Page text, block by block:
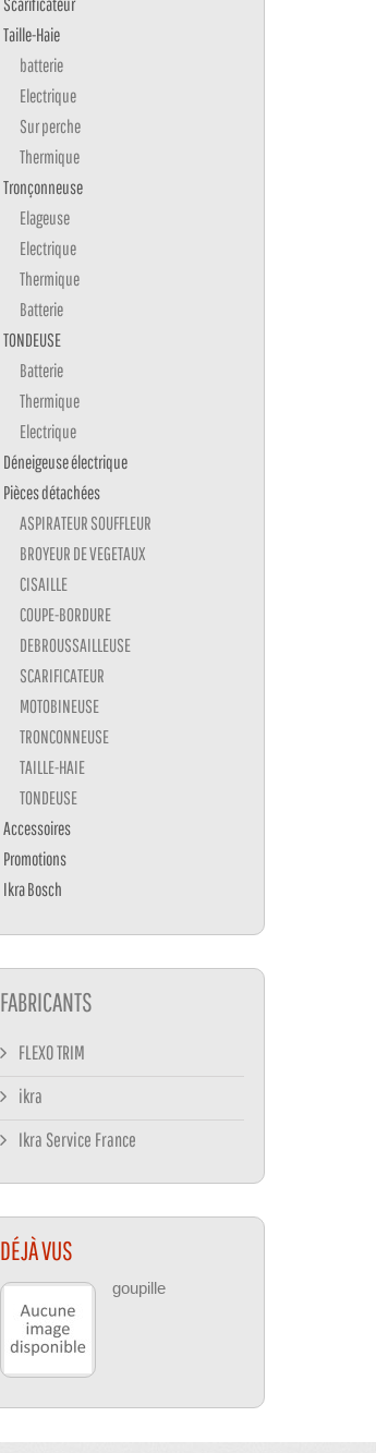
Taille-Haie
batterie
Electrique
Sur perche
Thermique
Tronçonneuse
Elageuse
Electrique
Thermique
Batterie
TONDEUSE
Batterie
Thermique
Electrique
Déneigeuse électrique
Pièces détachées
ASPIRATEUR SOUFFLEUR
BROYEUR DE VEGETAUX
CISAILLE
COUPE-BORDURE
DEBROUSSAILLEUSE
SCARIFICATEUR
MOTOBINEUSE
TRONCONNEUSE
TAILLE-HAIE
TONDEUSE
Accessoires
Promotions
Ikra Bosch
FABRICANTS
FLEXO TRIM
ikra
Ikra Service France
DÉJÀ VUS
goupille